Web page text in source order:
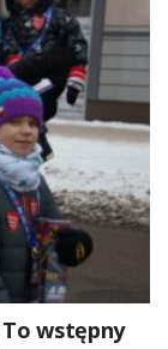
To wstępny